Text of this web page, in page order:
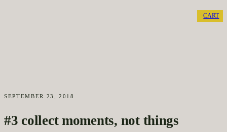
CART
SEPTEMBER 23, 2018
#3 collect moments, not things